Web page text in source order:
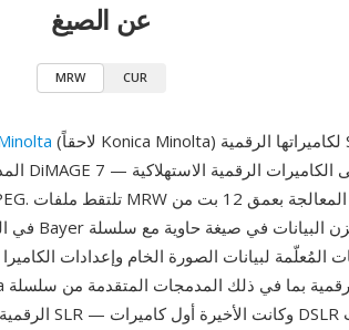
عن الصيغ
MRW CUR
(لاحقاً Konica Minolta) لكاميراتها الرقمية SLR والكاميرات
المُعلّمة لبيانات الصورة الخام وإعدادات